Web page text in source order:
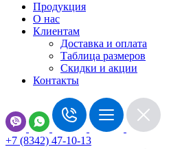
Продукция
О нас
Клиентам
Доставка и оплата
Таблица размеров
Скидки и акции
Контакты
+7 (8342) 47-10-13